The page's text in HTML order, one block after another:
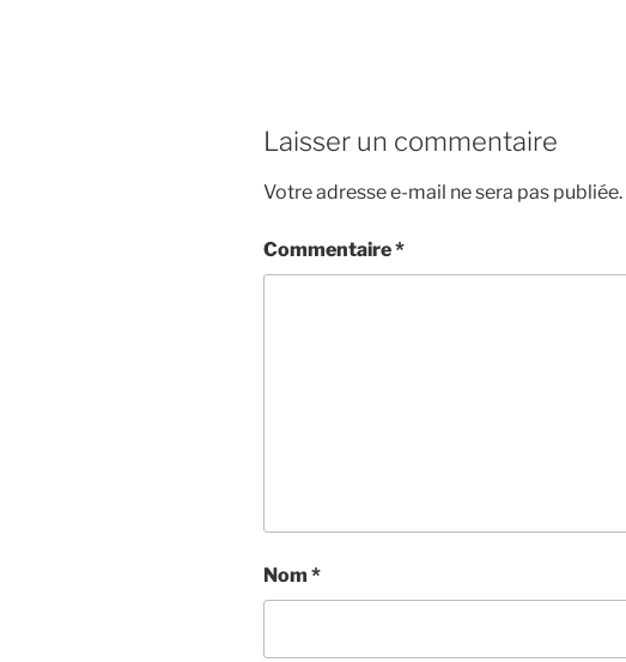
Laisser un commentaire
Votre adresse e-mail ne sera pas publiée.
Commentaire*
Nom *